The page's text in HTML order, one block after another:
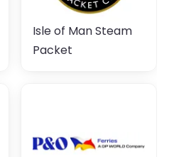
Isle of Man Steam
Packet